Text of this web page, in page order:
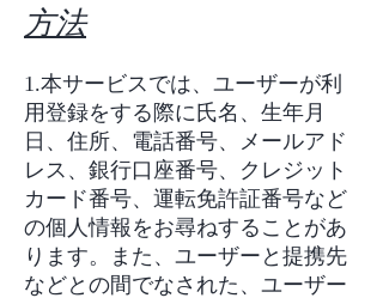
方法
1.本サービスでは、ユーザーが利
用登録をする際に氏名、生年月
日、住所、電話番号、メールアド
レス、銀行口座番号、クレジット
カード番号、運転免許証番号など
の個人情報をお尋ねすることがあ
ります。また、ユーザーと提携先
などとの間でなされた、ユーザー